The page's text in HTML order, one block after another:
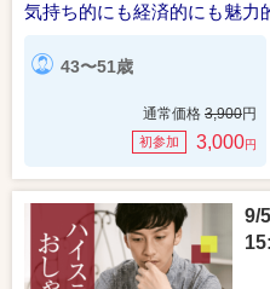
気持ち的にも経済的にも魅力
43〜51歳
通常価格 3,900円
初参加 3,000円
9/